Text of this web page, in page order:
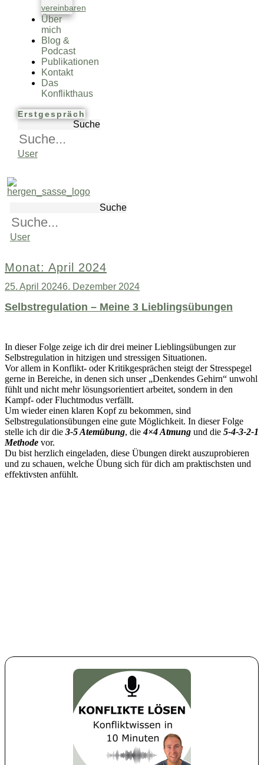
vereinbaren
Über
mich
Blog &
Podcast
Publikationen
Kontakt
Das
Konflikthaus
Erstgespräch
Suche
User
Suche
User
Monat: April 2024
Veröffentlicht
25. April 20246. Dezember 2024
Selbstregulation – Meine 3 Lieblingsübungen
In dieser Folge zeige ich dir drei meiner Lieblingsübungen zur
Selbstregulation in hitzigen und stressigen Situationen.
Vor allem in Konflikt- oder Kritikgesprächen steigt der Stresspegel
gerne in Bereiche, in denen sich unser „Denkendes Gehirn“ unwohl
fühlt und nicht mehr lösungsorientiert arbeitet, sondern in den
Kampf- oder Fluchtmodus verfällt.
Um wieder einen klaren Kopf zu bekommen, sind
Selbstregulationsübungen eine gute Möglichkeit. In dieser Folge
stelle ich dir die 3-5 Atemübung, die4×4 Atmung und die 5-4-3-2-1
Methode vor.
Du bist herzlich eingeladen, diese Übungen direkt auszuprobieren
und zu schauen, welche Übung sich für dich am praktischsten und
effektivsten anfühlt.